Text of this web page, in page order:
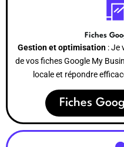
Fiches
Gestion et optimisation : Je
de vos fiches Google My
locale et répondre
Fiches